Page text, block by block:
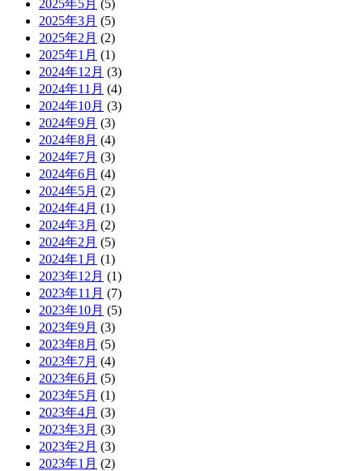
2025年5月 (5)
2025年3月 (5)
2025年2月 (2)
2025年1月 (1)
2024年12月 (3)
2024年11月 (4)
2024年10月 (3)
2024年9月 (3)
2024年8月 (4)
2024年7月 (3)
2024年6月 (4)
2024年5月 (2)
2024年4月 (1)
2024年3月 (2)
2024年2月 (5)
2024年1月 (1)
2023年12月 (1)
2023年11月 (7)
2023年10月 (5)
2023年9月 (3)
2023年8月 (5)
2023年7月 (4)
2023年6月 (5)
2023年5月 (1)
2023年4月 (3)
2023年3月 (3)
2023年2月 (3)
2023年1月 (2)